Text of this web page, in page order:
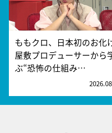
ももクロ、日本初のお化
屋敷プロデューサーから
ぶ“恐怖の仕組み…